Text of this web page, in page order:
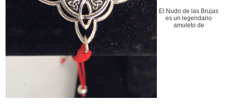
El Nudo de las Brujas
es un legendario
amuleto de